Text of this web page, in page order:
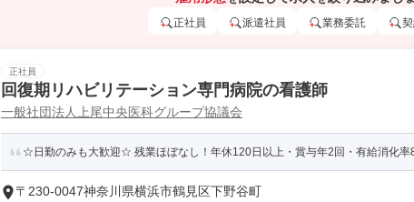
正社員 派遣社員 業務委託
正社員
回復期リハビリテーション専門病院の看護師
一般社団法人上尾中央医科グループ協議会
☆日勤のみも大歓迎☆ 残業ほぼなし！年休120日以上・賞与年2回・有給消化率
〒230-0047神奈川県横浜市鶴見区下野谷町